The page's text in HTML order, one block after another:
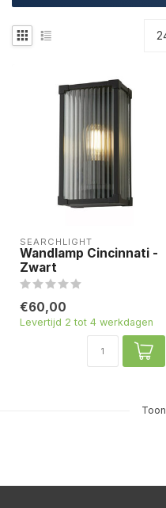
SEARCHLIGHT
Wandlamp Cincinnati -
Zwart
€60,00
Levertijd 2 tot 4 werkdagen
Toon